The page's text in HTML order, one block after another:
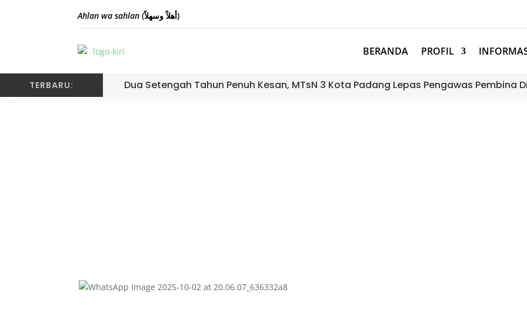
Ahlan wa sahlan (أهلاً وسهلاً)
BERANDA PROFIL
TERBARU: Dua Setengah Tahun Penuh Kesan, MTsN 3 Kota Padang Lepas Pengawas Pembina